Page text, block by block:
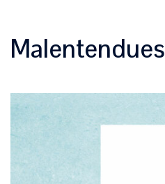
Malentendues